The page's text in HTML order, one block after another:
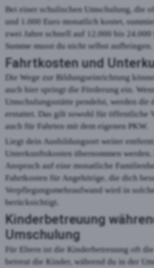
Bei einer schulischen Umschulung, die
und 1.000 Euro monatlich kostet,
zwei Jahre schnell auf 12.000 bis 24.000
Summe musst du nicht selbst aufbringen.
Fahrtkosten und
Die Wege zur Bildungseinrichtung
auch hier springt die Förderung ein.
Umschulungsstätte pendelst, werden dir
erstattet. Das gilt sowohl für öffentliche
auch für Fahrten mit dem eigenen PKW.
Liegt dein Ausbildungsort weiter
Unterkunftskosten übernommen werden.
Anspruch auf eine monatliche
Fahrtkosten für Angehörige, die dich
Verpflegungsmehraufwand wird in
berücksichtigt.
Kinderbetreuung
Umschulung
Für Eltern ist die Kinderbetreuung oft
betreut die Kinder, während du in der